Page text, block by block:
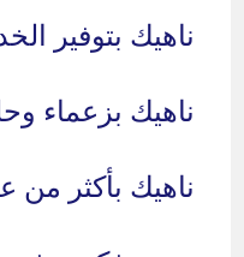
ناهيك بتوفير
ناهيك بزعماء
ناهيك بأكثر